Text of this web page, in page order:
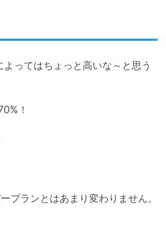
ってはちょっと高いな～と思う
！
プランとはあまり変わりません。